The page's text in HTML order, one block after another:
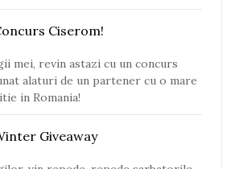
Ciserom!
mei, revin astazi cu un concurs
alaturi de un partener cu o mare
in Romania!
Giveaway